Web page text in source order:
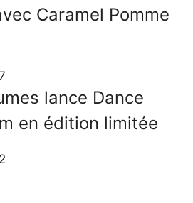
Caramel Pomme
lance Dance
en édition limitée